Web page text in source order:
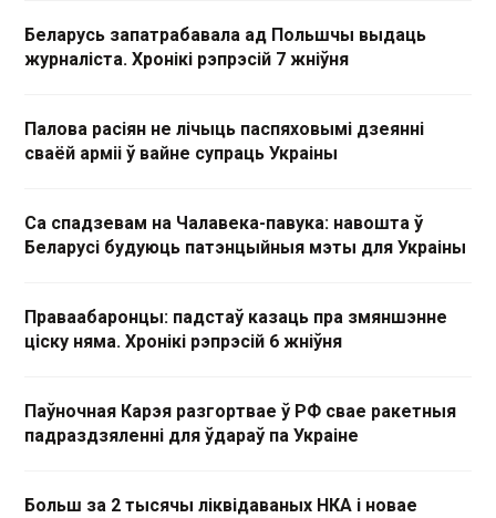
Беларусь запатрабавала ад Польшчы выдаць
журналіста. Хронікі рэпрэсій 7 жніўня
Палова расіян не лічыць паспяховымі дзеянні
сваёй арміі ў вайне супраць Украіны
Са спадзевам на Чалавека-павука: навошта ў
Беларусі будуюць патэнцыйныя мэты для Украіны
Праваабаронцы: падстаў казаць пра змяншэнне
ціску няма. Хронікі рэпрэсій 6 жніўня
Паўночная Карэя разгортвае ў РФ свае ракетныя
падраздзяленні для ўдараў па Украіне
Больш за 2 тысячы ліквідаваных НКА і новае